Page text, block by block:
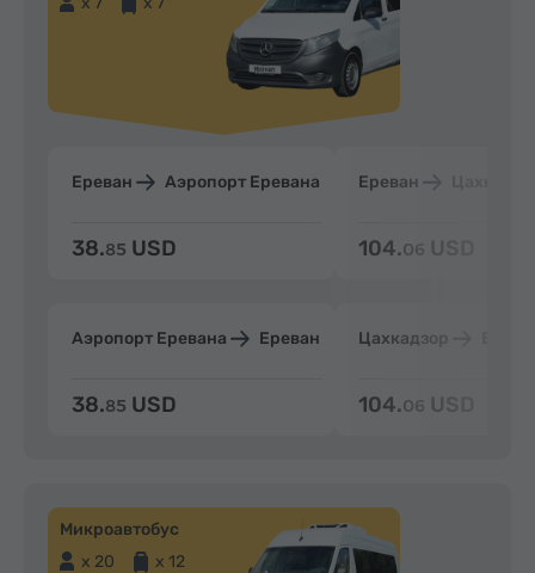
Ереван Аэропорт Еревана
38.85 USD
Аэропорт Еревана Ереван
38.85 USD
Ереван
104.06 USD
Цахкадзор
104.06 USD
Микроавтобус
x 20
x 12